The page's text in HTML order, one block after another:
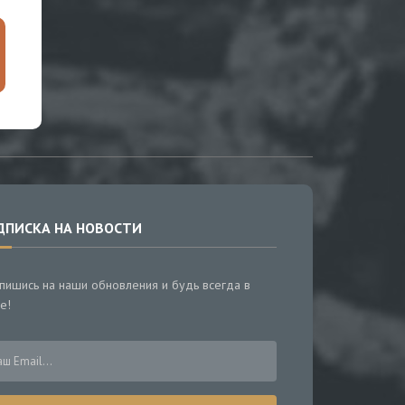
НА НОВОСТИ
на наши обновления и будь всегда в